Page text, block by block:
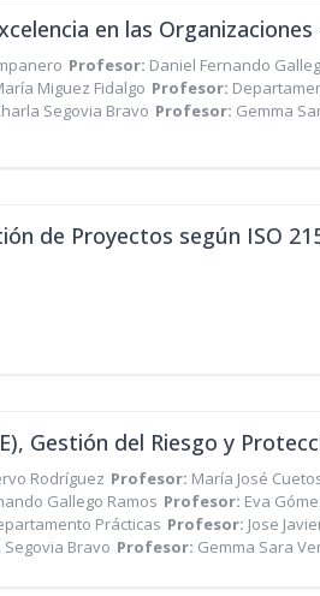
en las Organizaciones
Profesor: Daniel Fernando
Miguez Fidalgo Profesor:
Segovia Bravo Profesor: Gemma
de Proyectos según ISO
Rodríguez Profesor: María José
Gallego Ramos Profesor: Eva
Prácticas Profesor: Jose
Segovia Bravo Profesor: Gemma Sara